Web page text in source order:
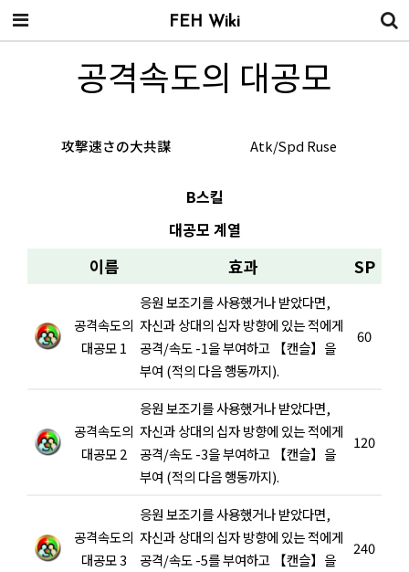
공격속도의 대공모
攻撃速さの大共謀 Atk/Spd Ruse
B스킬
대공모 계열
이름 효과 SP
공격속도의
대공모 1
응원 보조기를 사용했거나 받았다면,
자신과 상대의 십자 방향에 있는 적에게
공격/속도 -1을 부여하고 【캔슬】을
부여 (적의 다음 행동까지).
60
공격속도의
대공모 2
응원 보조기를 사용했거나 받았다면,
자신과 상대의 십자 방향에 있는 적에게
공격/속도 -3을 부여하고 【캔슬】을
부여 (적의 다음 행동까지).
120
공격속도의
대공모 3
응원 보조기를 사용했거나 받았다면,
자신과 상대의 십자 방향에 있는 적에게
공격/속도 -5를 부여하고 【캔슬】을
240
FEH Wiki